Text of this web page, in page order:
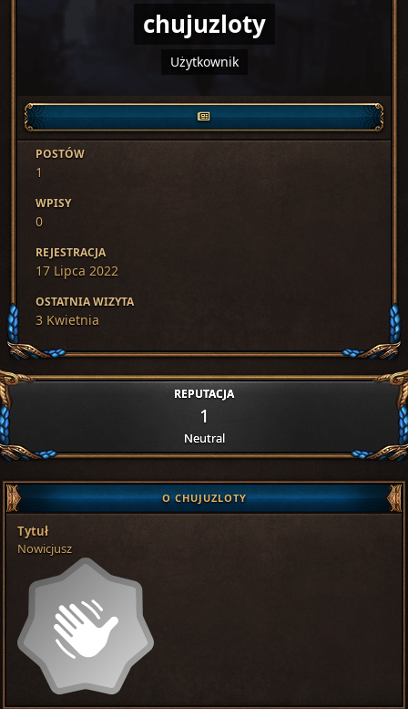
chujuzloty
Użytkownik
POSTÓW
1
WPISY
0
REJESTRACJA
17 Lipca 2022
OSTATNIA WIZYTA
3 Kwietnia
REPUTACJA
1
Neutral
O CHUJUZLOTY
Tytuł
Nowicjusz